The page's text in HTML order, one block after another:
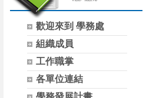
歡迎來到 學務處
組織成員
工作職掌
各單位連結